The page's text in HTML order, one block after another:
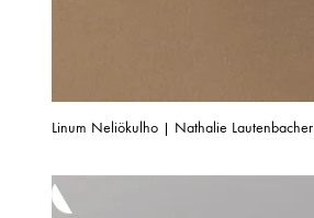
Linum Neliökulho | Nathalie Lautenbacher